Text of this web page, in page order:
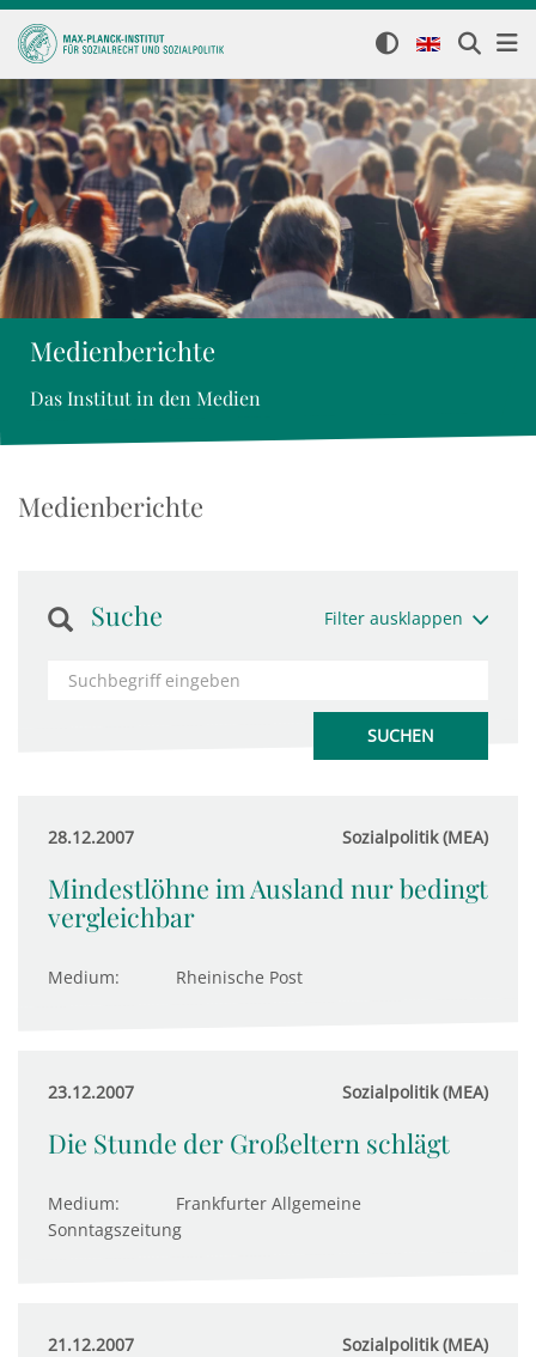
Medienberichte
Das Institut in den Medien
Medienberichte
Suche Filter ausklappen
28.12.2007 Sozialpolitik (MEA)
Mindestlöhne im Ausland nur bedingt
vergleichbar
Medium: Rheinische Post
23.12.2007 Sozialpolitik (MEA)
Die Stunde der Großeltern schlägt
Medium:
Frankfurter Allgemeine
Sonntagszeitung
21.12.2007 Sozialpolitik (MEA)